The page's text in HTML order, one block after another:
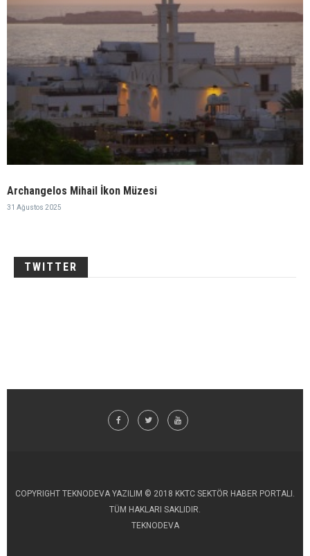
Archangelos Mihail İkon Müzesi
31 Ağustos 2025
TWITTER
COPYRIGHT TEKNODEVA YAZILIM © 2018 KKTC SEKTÖR HABER PORTALI.
TÜM HAKLARI SAKLIDIR.
TEKNODEVA